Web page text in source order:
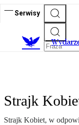
Serwisy
Strajk
Strajk Kobiet, w